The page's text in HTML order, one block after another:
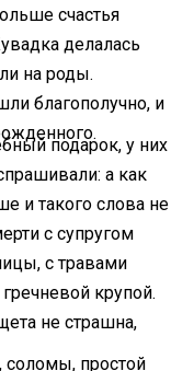
счастья
делалась
на роды.
благополучно, и
подарок, у них
а как
и такого слова не
с супругом
с травами
крупой.
не страшна,
соломы, простой